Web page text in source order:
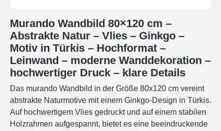
Murando Wandbild 80×120 cm –
Abstrakte Natur – Vlies – Ginkgo –
Motiv in Türkis – Hochformat –
Leinwand – moderne Wanddekoration –
hochwertiger Druck – klare Details
Das murando Wandbild in der Größe 80x120 cm vereint
abstrakte Naturmotive mit einem Ginkgo-Design in Türkis.
Auf hochwertigem Vlies gedruckt und auf einem stabilen
Holzrahmen aufgespannt, bietet es eine beeindruckende